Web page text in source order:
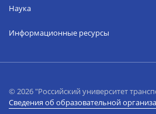
Наука
Информационные ресурсы
© 2026 "Российский университет
Сведения об образовательной